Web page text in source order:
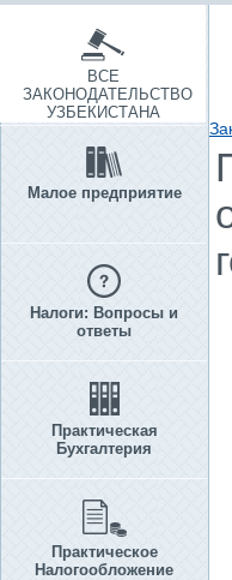
ВСЕ
ЗАКОНОДАТЕЛЬСТВО
УЗБЕКИСТАНА
Малое предприятие
Налоги: Вопросы и
ответы
Практическая
Бухгалтерия
Практическое
Налогообложение